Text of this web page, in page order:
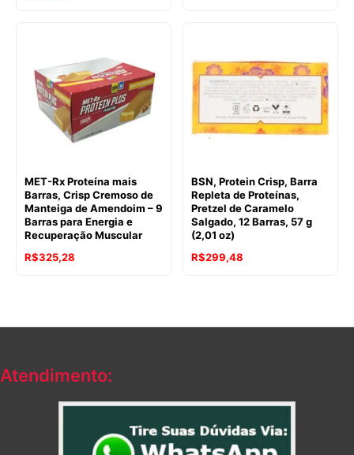
MET-Rx Proteína mais
Barras, Crisp Cremoso de
Manteiga de Amendoim – 9
Barras para Energia e
Recuperação Muscular
R$325,28
BSN, Protein Crisp, Barra
Repleta de Proteínas,
Pretzel de Caramelo
Salgado, 12 Barras, 57 g
(2,01 oz)
R$299,48
Atendimento: